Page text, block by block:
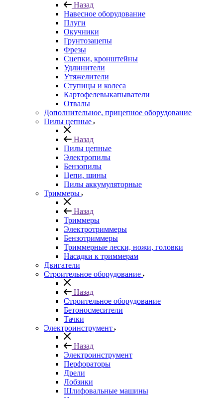
Назад
Навесное оборудование
Плуги
Окучники
Грунтозацепы
Фрезы
Сцепки, кронштейны
Удлинители
Утяжелители
Ступицы и колеса
Картофелевыкапыватели
Отвалы
Дополнительное, прицепное оборудование
Пилы цепные
Назад
Пилы цепные
Электропилы
Бензопилы
Цепи, шины
Пилы аккумуляторные
Триммеры
Назад
Триммеры
Электротриммеры
Бензотриммеры
Триммерные лески, ножи, головки
Насадки к триммерам
Двигатели
Строительное оборудование
Назад
Строительное оборудование
Бетоносмесители
Тачки
Электроинструмент
Назад
Электроинструмент
Перфораторы
Дрели
Лобзики
Шлифовальные машины